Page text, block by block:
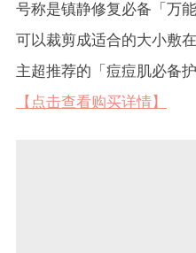
号称是镇静修复必备「万
可以裁剪成适合的大小敷
主超推荐的「痘痘肌必备
【点击查看购买详情】